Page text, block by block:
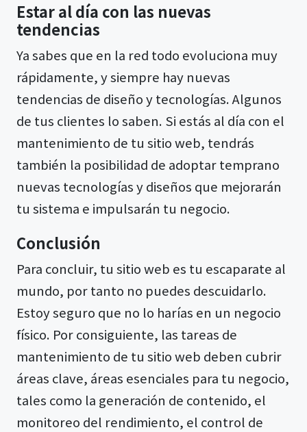
Estar al día con las nuevas
tendencias
Ya sabes que en la red todo evoluciona muy
rápidamente, y siempre hay nuevas
tendencias de diseño y tecnologías. Algunos
de tus clientes lo saben. Si estás al día con el
mantenimiento de tu sitio web, tendrás
también la posibilidad de adoptar temprano
nuevas tecnologías y diseños que mejorarán
tu sistema e impulsarán tu negocio.
Conclusión
Para concluir, tu sitio web es tu escaparate al
mundo, por tanto no puedes descuidarlo.
Estoy seguro que no lo harías en un negocio
físico. Por consiguiente, las tareas de
mantenimiento de tu sitio web deben cubrir
áreas clave, áreas esenciales para tu negocio,
tales como la generación de contenido, el
monitoreo del rendimiento, el control de